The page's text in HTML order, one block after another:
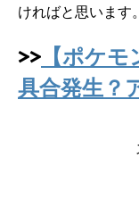
ければと思います。
>> 【ポケ
具合発生？